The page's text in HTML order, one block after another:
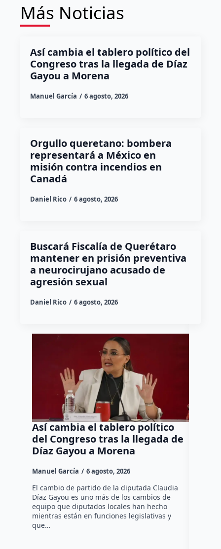
Más Noticias
Así cambia el tablero político del
Congreso tras la llegada de Díaz
Gayou a Morena
Manuel García 6 agosto, 2026
Orgullo queretano: bombera
representará a México en
misión contra incendios en
Canadá
Daniel Rico 6 agosto, 2026
Buscará Fiscalía de Querétaro
mantener en prisión preventiva
a neurocirujano acusado de
agresión sexual
Daniel Rico 6 agosto, 2026
Así cambia el tablero político
del Congreso tras la llegada de
Díaz Gayou a Morena
Manuel García 6 agosto, 2026
El cambio de partido de la diputada Claudia
Díaz Gayou es uno más de los cambios de
equipo que diputados locales han hecho
mientras están en funciones legislativas y
que…